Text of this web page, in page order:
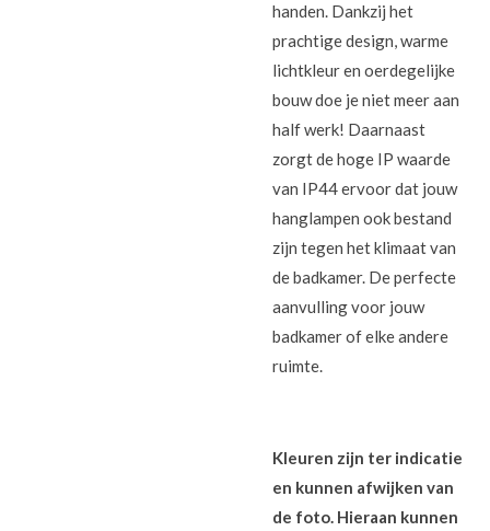
handen. Dankzij het
prachtige design, warme
lichtkleur en oerdegelijke
bouw doe je niet meer aan
half werk! Daarnaast
zorgt de hoge IP waarde
van IP44 ervoor dat jouw
hanglampen ook bestand
zijn tegen het klimaat van
de badkamer. De perfecte
aanvulling voor jouw
badkamer of elke andere
ruimte.
Kleuren zijn ter indicatie
en kunnen afwijken van
de foto. Hieraan kunnen